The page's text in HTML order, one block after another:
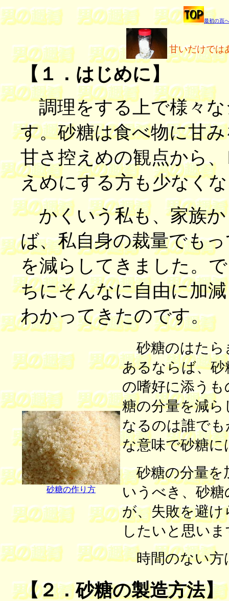
最初の頁へ
甘いだけでは
【１．はじめに】
調理をする上で様々な
す。砂糖は食べ物に甘
甘さ控えめの観点から
えめにする方も少なく
かくいう私も、家族か
ば、私自身の裁量でも
を減らしてきました。
ちにそんなに自由に加
わかってきたのです。
砂糖の作り方
砂糖のはたら
あるならば、
の嗜好に添う
糖の分量を減
なるのは誰で
な意味で砂糖
砂糖の分量を
いうべき、砂
が、失敗を避
したいと思い
時間のない方
【２．砂糖の製造方法】